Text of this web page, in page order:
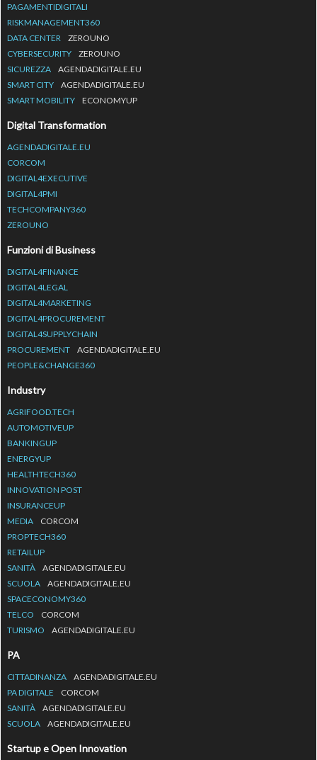
PAGAMENTIDIGITALI
RISKMANAGEMENT360
DATA CENTER
ZEROUNO
CYBERSECURITY
ZEROUNO
SICUREZZA
AGENDADIGITALE.EU
SMART CITY
AGENDADIGITALE.EU
SMART MOBILITY
ECONOMYUP
Digital Transformation
AGENDADIGITALE.EU
CORCOM
DIGITAL4EXECUTIVE
DIGITAL4PMI
TECHCOMPANY360
ZEROUNO
Funzioni di Business
DIGITAL4FINANCE
DIGITAL4LEGAL
DIGITAL4MARKETING
DIGITAL4PROCUREMENT
DIGITAL4SUPPLYCHAIN
PROCUREMENT
AGENDADIGITALE.EU
PEOPLE&CHANGE360
Industry
AGRIFOOD.TECH
AUTOMOTIVEUP
BANKINGUP
ENERGYUP
HEALTHTECH360
INNOVATION POST
INSURANCEUP
MEDIA
CORCOM
PROPTECH360
RETAILUP
SANITÀ
AGENDADIGITALE.EU
SCUOLA
AGENDADIGITALE.EU
SPACECONOMY360
TELCO
CORCOM
TURISMO
AGENDADIGITALE.EU
PA
CITTADINANZA
AGENDADIGITALE.EU
PA DIGITALE
CORCOM
SANITÀ
AGENDADIGITALE.EU
SCUOLA
AGENDADIGITALE.EU
Startup e Open Innovation